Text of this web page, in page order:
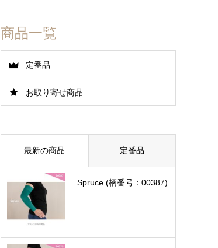
商品一覧
定番品
お取り寄せ商品
最新の商品 定番品
Spruce (柄番号：00387)